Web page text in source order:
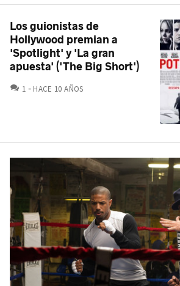
Los guionistas de
Hollywood premian a
'Spotlight' y 'La gran
apuesta' ('The Big Short')
1 COMENTARIOS
HACE 10 AÑOS